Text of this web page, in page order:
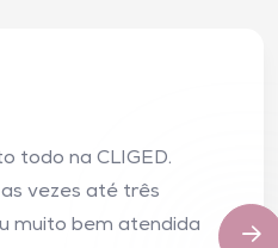
todo na CLIGED.
vezes até três
muito bem atendida